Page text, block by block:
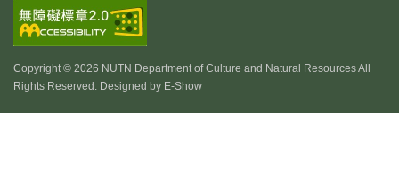
Copyright © 2026 NUTN Department of Culture and Natural Resources All
Rights Reserved. Designed by E-Show